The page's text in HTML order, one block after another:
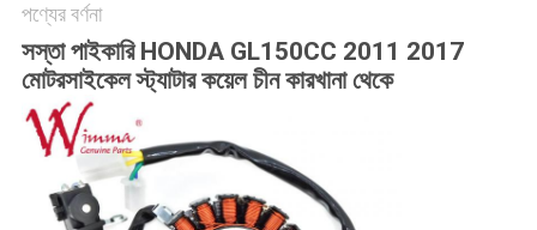
পণ্যের বর্ণনা
সস্তা পাইকারি HONDA GL150CC 2011 2017
মোটরসাইকেল স্ট্যাটার কয়েল চীন কারখানা থেকে